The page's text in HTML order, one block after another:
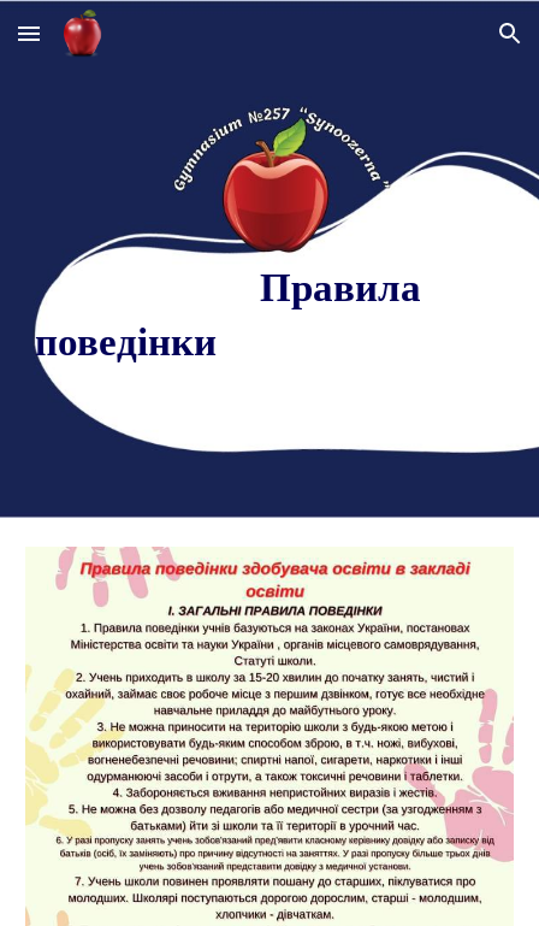
Skip to main content Skip to navigation
Правила
поведінки